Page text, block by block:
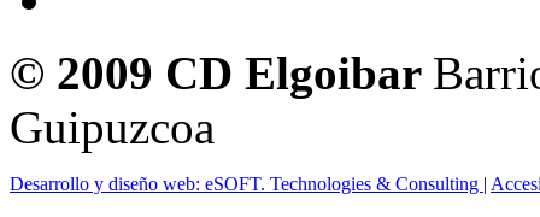
© 2009 CD Elgoibar
Guipuzcoa
Desarrollo y diseño web: eSOFT. Technologies & Consulting |